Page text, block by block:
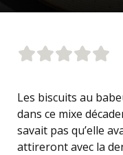
Les biscuits au
dans ce mixe
savait pas qu’elle
attireront avec la